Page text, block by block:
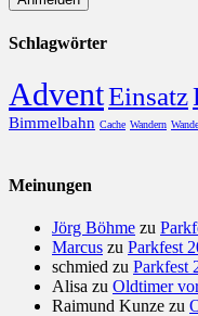
Schlagwörter
AdventEinsatz
Bimmelbahn Cache Wandern
Meinungen
Jörg Böhme zu
Marcus zu Parkfest
schmied zu Parkfest
Alisa zu Oldtimer
Raimund Kunze zu